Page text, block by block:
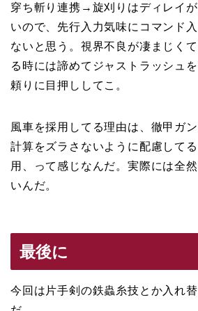
穿ち斬り連携→旋刈りはディレイ
いので、先行入力気味にコマンド
ないと思う。視界不良が凄まじく
る時には諦めてジャストラッシュ
頼りに目押ししてこ。
風車を採用してる理由は、徹甲ガ
計算をズラさないように配慮して
用、って感じなんだ。実際には全
いんだ。
最後に
今回は片手剣の鉄蟲糸技とか入れ